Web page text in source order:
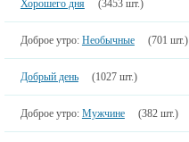
Хорошего дня (3453 шт.)
Доброе утро: Необычные (701 шт.)
Добрый день (1027 шт.)
Доброе утро: Мужчине (382 шт.)